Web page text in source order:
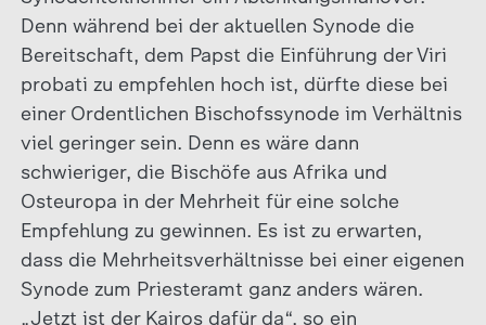
Denn während bei der aktuellen Synode die
Bereitschaft, dem Papst die Einführung der Viri
probati zu empfehlen hoch ist, dürfte diese bei
einer Ordentlichen Bischofssynode im Verhältnis
viel geringer sein. Denn es wäre dann
schwieriger, die Bischöfe aus Afrika und
Osteuropa in der Mehrheit für eine solche
Empfehlung zu gewinnen. Es ist zu erwarten,
dass die Mehrheitsverhältnisse bei einer eigenen
Synode zum Priesteramt ganz anders wären.
„Jetzt ist der Kairos dafür da“, so ein